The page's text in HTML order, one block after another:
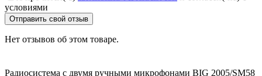
условиями
Отправить свой отзыв
Нет отзывов об этом товаре.
Радиосистема с двумя ручными микрофонами BIG 2005/SM58